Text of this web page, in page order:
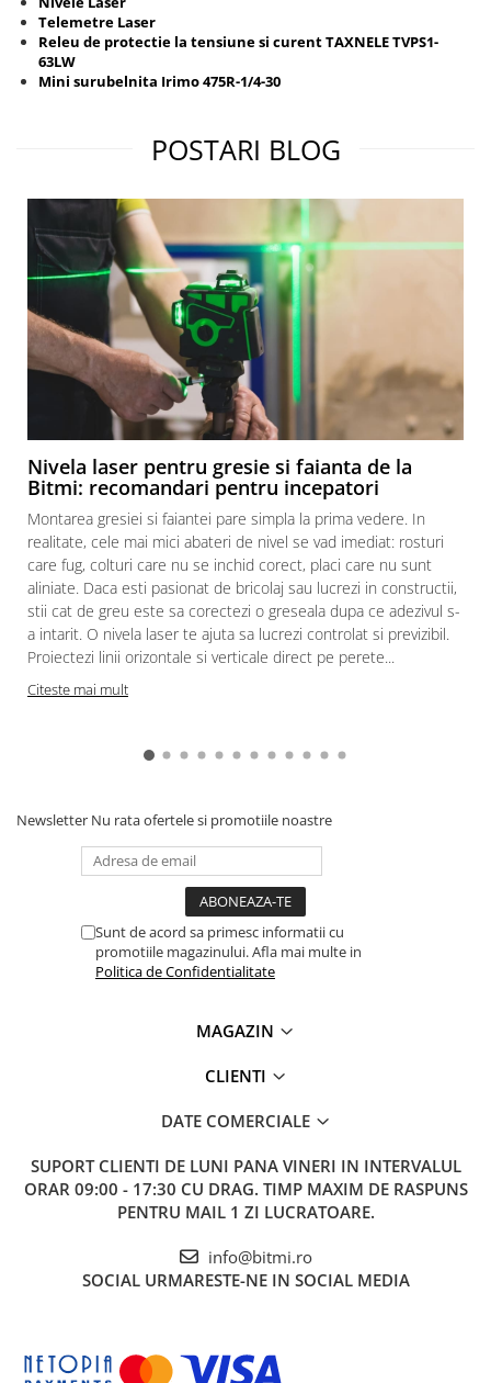
Telemetre Laser
Releu de protectie la tensiune si curent TAXNELE TVPS1-
63LW
Mini surubelnita Irimo 475R-1/4-30
POSTARI BLOG
Nivela laser pentru gresie si faianta de la
Bitmi: recomandari pentru incepatori
Montarea gresiei si faiantei pare simpla la prima vedere. In
realitate, cele mai mici abateri de nivel se vad imediat: rosturi
care fug, colturi care nu se inchid corect, placi care nu sunt
aliniate. Daca esti pasionat de bricolaj sau lucrezi in constructii,
stii cat de greu este sa corectezi o greseala dupa ce adezivul s-
a intarit. O nivela laser te ajuta sa lucrezi controlat si previzibil.
Proiectezi linii orizontale si verticale direct pe perete...
Citeste mai mult
Newsletter Nu rata ofertele si promotiile noastre
Sunt de acord sa primesc informatii cu
promotiile magazinului. Afla mai multe in
Politica de Confidentialitate
MAGAZIN
CLIENTI
DATE COMERCIALE
SUPORT CLIENTI DE LUNI PANA VINERI IN INTERVALUL
ORAR 09:00 - 17:30 CU DRAG. TIMP MAXIM DE RASPUNS
PENTRU MAIL 1 ZI LUCRATOARE.
info@bitmi.ro
SOCIAL URMARESTE-NE IN SOCIAL MEDIA